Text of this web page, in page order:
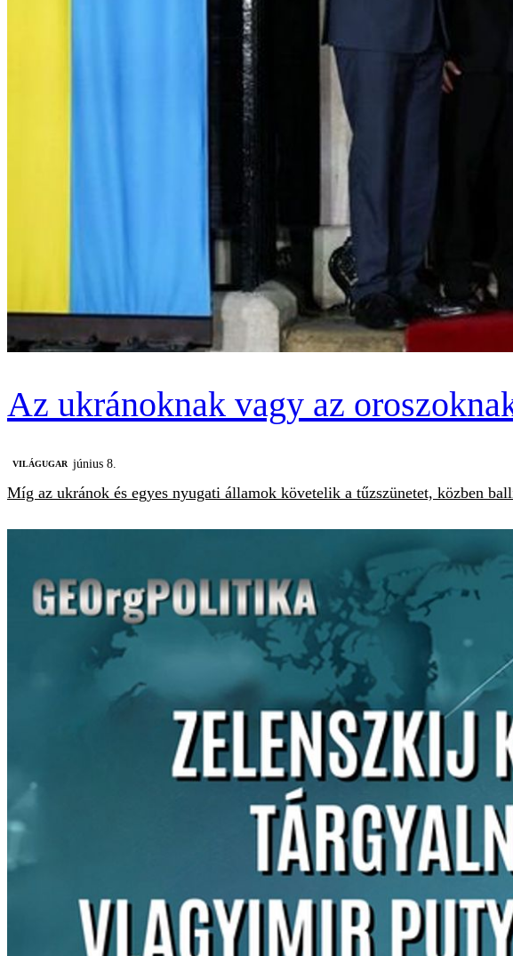
Az ukránoknak vagy az
VILÁGUGAR június 8.
Míg az ukránok és egyes nyugati államok követelik a tűzszünetet, közben